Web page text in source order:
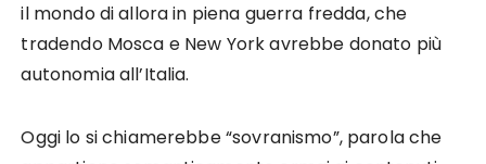
il mondo di allora in piena guerra fredda, che
tradendo Mosca e New York avrebbe donato più
autonomia all’Italia.
Oggi lo si chiamerebbe “sovranismo”, parola che